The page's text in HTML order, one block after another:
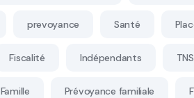
prevoyance Santé
Fiscalité Indépendants TNS
Famille Prévoyance familiale